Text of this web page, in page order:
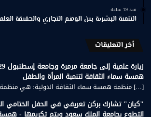
منذ 19 ساعة
التنمية البشرية بين الوهم التجاري والحقيقة
أخر التعليقات
همسة سماء الثقافة لتنمية المرأة والطفل
[…] منظمة همسة سماء الثقافة الدولية: هي
"كيان" تشارك بركن تعريفي في الحفل الختامي
التطوع بجامعة الملك سعود ويتم تكريمها -